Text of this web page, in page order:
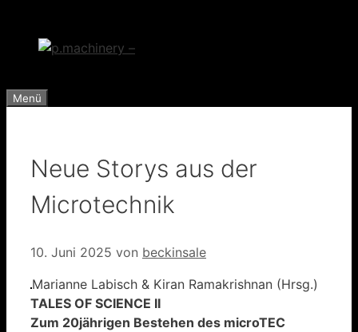
springen
Menü
Neue Storys aus der
Microtechnik
10. Juni 2025 von beckinsale
Marianne Labisch & Kiran Ramakrishnan (Hrsg.)
TALES OF SCIENCE II
Zum 20jährigen Bestehen des microTEC